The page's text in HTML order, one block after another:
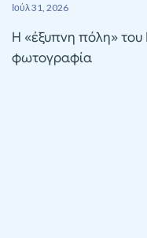
Ιούλ 31, 2026
Η «έξυπνη πόλη»
φωτογραφία